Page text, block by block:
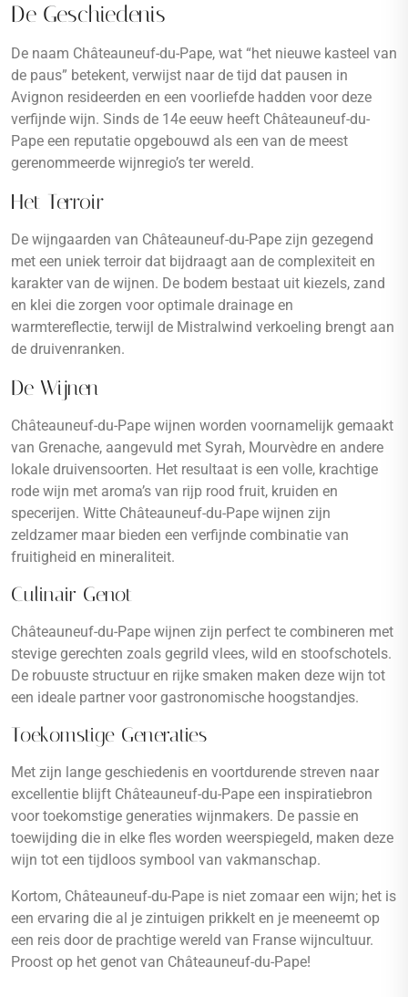
De Geschiedenis
De naam Châteauneuf-du-Pape, wat “het nieuwe kasteel van
de paus” betekent, verwijst naar de tijd dat pausen in
Avignon resideerden en een voorliefde hadden voor deze
verfijnde wijn. Sinds de 14e eeuw heeft Châteauneuf-du-
Pape een reputatie opgebouwd als een van de meest
gerenommeerde wijnregio’s ter wereld.
Het Terroir
De wijngaarden van Châteauneuf-du-Pape zijn gezegend
met een uniek terroir dat bijdraagt aan de complexiteit en
karakter van de wijnen. De bodem bestaat uit kiezels, zand
en klei die zorgen voor optimale drainage en
warmtereflectie, terwijl de Mistralwind verkoeling brengt aan
de druivenranken.
De Wijnen
Châteauneuf-du-Pape wijnen worden voornamelijk gemaakt
van Grenache, aangevuld met Syrah, Mourvèdre en andere
lokale druivensoorten. Het resultaat is een volle, krachtige
rode wijn met aroma’s van rijp rood fruit, kruiden en
specerijen. Witte Châteauneuf-du-Pape wijnen zijn
zeldzamer maar bieden een verfijnde combinatie van
fruitigheid en mineraliteit.
Culinair Genot
Châteauneuf-du-Pape wijnen zijn perfect te combineren met
stevige gerechten zoals gegrild vlees, wild en stoofschotels.
De robuuste structuur en rijke smaken maken deze wijn tot
een ideale partner voor gastronomische hoogstandjes.
Toekomstige Generaties
Met zijn lange geschiedenis en voortdurende streven naar
excellentie blijft Châteauneuf-du-Pape een inspiratiebron
voor toekomstige generaties wijnmakers. De passie en
toewijding die in elke fles worden weerspiegeld, maken deze
wijn tot een tijdloos symbool van vakmanschap.
Kortom, Châteauneuf-du-Pape is niet zomaar een wijn; het is
een ervaring die al je zintuigen prikkelt en je meeneemt op
een reis door de prachtige wereld van Franse wijncultuur.
Proost op het genot van Châteauneuf-du-Pape!